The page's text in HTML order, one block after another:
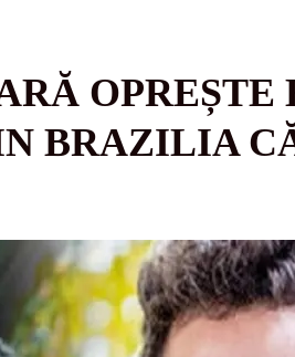
OPREȘTE
BRAZILIA